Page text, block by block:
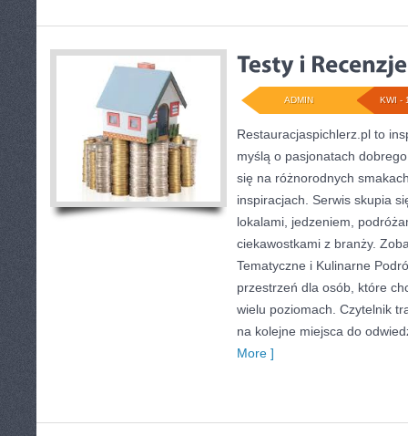
KWI -
ADMIN
Restauracjaspichlerz.pl to
myślą o pasjonatach
się na różnorodnych
inspiracjach. Serwis skupia
lokalami, jedzeniem,
ciekawostkami z branży.
Tematyczne i Kulinarne
przestrzeń dla osób, które
wielu poziomach. Czytelnik
na kolejne miejsca do
More ]